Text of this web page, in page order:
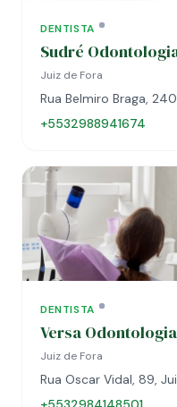
DENTISTA
Sudré
Juiz de Fora
Rua Belmiro Braga,
+5532988941674
DENTISTA
Versa Odontologia
Juiz de Fora
Rua Oscar Vidal, 89,